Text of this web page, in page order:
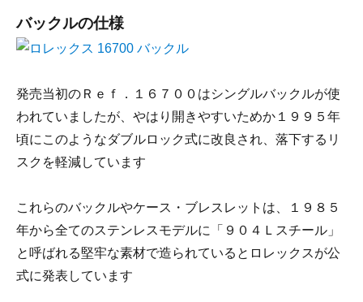
バックルの仕様
発売当初のＲｅｆ．１６７００はシングルバックルが使
われていましたが、やはり開きやすいためか１９９５年
頃にこのようなダブルロック式に改良され、落下するリ
スクを軽減しています
これらのバックルやケース・ブレスレットは、１９８５
年から全てのステンレスモデルに「９０４Ｌスチール」
と呼ばれる堅牢な素材で造られているとロレックスが公
式に発表しています